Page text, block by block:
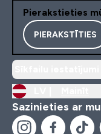
Pierakstieties
PIERAKSTĪTIES
Sazinieties ar